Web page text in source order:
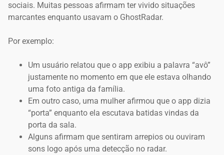
sociais. Muitas pessoas afirmam ter vivido situações
marcantes enquanto usavam o GhostRadar.
Por exemplo:
Um usuário relatou que o app exibiu a palavra “avô”
justamente no momento em que ele estava olhando
uma foto antiga da família.
Em outro caso, uma mulher afirmou que o app dizia
“porta” enquanto ela escutava batidas vindas da
porta da sala.
Alguns afirmam que sentiram arrepios ou ouviram
sons logo após uma detecção no radar.